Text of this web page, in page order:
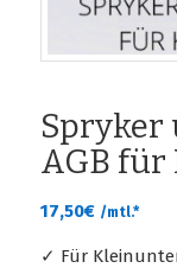
Spryker
AGB
17,50€ /mtl.*
✓ Für